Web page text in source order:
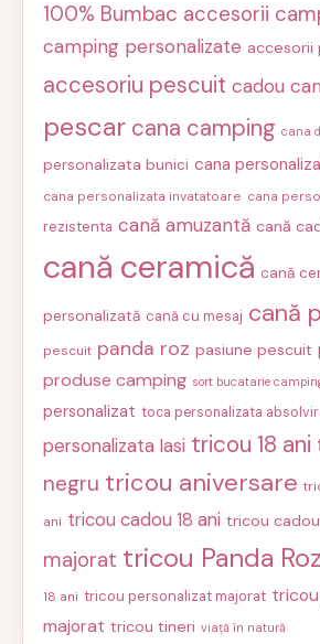
100% Bumbac accesorii
camping personalizate accesorii
accesoriu pescuit cadou
pescar cana camping cana
personalizata bunici cana
cana personalizata invatatoare cana
rezistenta cană amuzantă cană
cană ceramică cană
personalizată cană cu mesaj cană
pescuit panda roz pasiune pescuit
produse camping sort bucatarie
personalizat toca personalizata
personalizata Iasi tricou 18 ani
negru tricou aniversare
ani tricou cadou 18 ani tricou
majorat tricou Panda Roz
18 ani tricou personalizat majorat
majorat tricou tineri viață în natură